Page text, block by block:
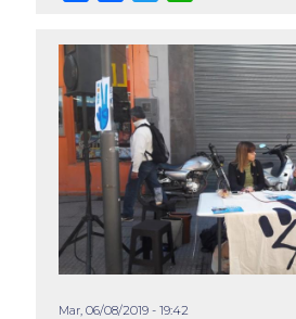
Mar, 06/08/2019 - 19:42